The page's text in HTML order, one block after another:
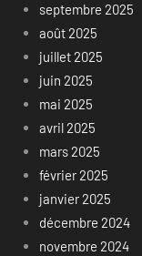
septembre 2025
août 2025
juillet 2025
juin 2025
mai 2025
avril 2025
mars 2025
février 2025
janvier 2025
décembre 2024
novembre 2024